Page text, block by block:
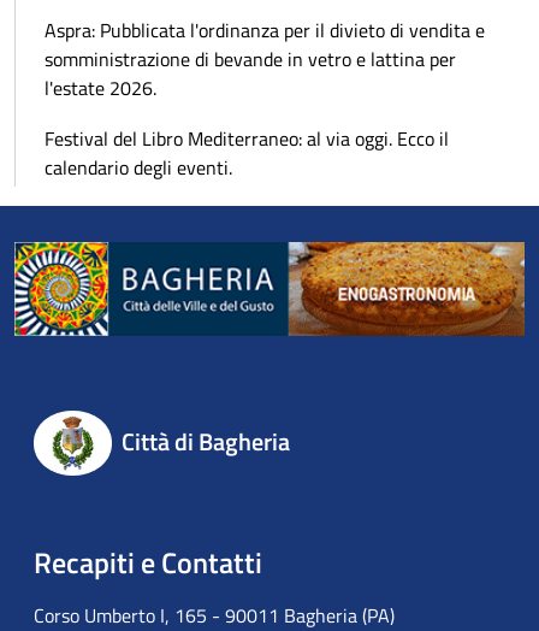
Aspra: Pubblicata l'ordinanza per il divieto di vendita e
somministrazione di bevande in vetro e lattina per
l'estate 2026.
Festival del Libro Mediterraneo: al via oggi. Ecco il
calendario degli eventi.
Città di Bagheria
Recapiti e Contatti
Corso Umberto I, 165 - 90011 Bagheria (PA)